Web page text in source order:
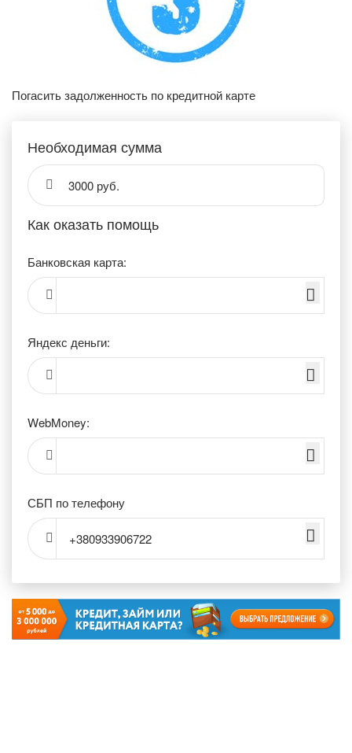
Погасить задолженность по кредитной карте
Необходимая сумма
3000 руб.
Как оказать помощь
Банковская карта:
Яндекс деньги:
WebMoney:
СБП по телефону
+380933906722